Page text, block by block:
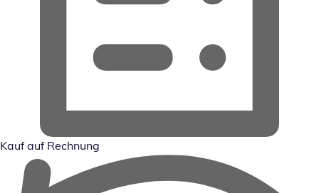
Kauf auf Rechnung